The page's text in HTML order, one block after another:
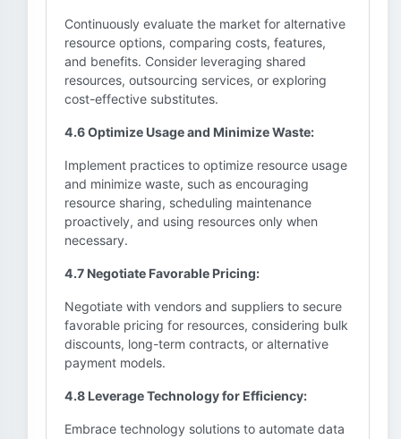
Continuously evaluate the market for alternative
resource options, comparing costs, features,
and benefits. Consider leveraging shared
resources, outsourcing services, or exploring
cost-effective substitutes.
4.6 Optimize Usage and Minimize Waste:
Implement practices to optimize resource usage
and minimize waste, such as encouraging
resource sharing, scheduling maintenance
proactively, and using resources only when
necessary.
4.7 Negotiate Favorable Pricing:
Negotiate with vendors and suppliers to secure
favorable pricing for resources, considering bulk
discounts, long-term contracts, or alternative
payment models.
4.8 Leverage Technology for Efficiency:
Embrace technology solutions to automate data